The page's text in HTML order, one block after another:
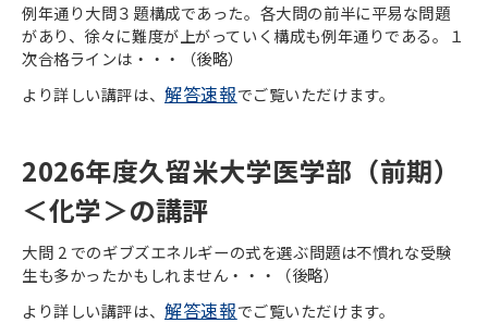
例年通り大問３題構成であった。各大問の前半に平易な問題
があり、徐々に難度が上がっていく構成も例年通りである。１
次合格ラインは・・・（後略）
より詳しい講評は、解答速報でご覧いただけます。
2026年度久留米大学医学部（前期）
＜化学＞の講評
大問 2 でのギブズエネルギーの式を選ぶ問題は不慣れな受験
生も多かったかもしれません・・・（後略）
より詳しい講評は、解答速報でご覧いただけます。